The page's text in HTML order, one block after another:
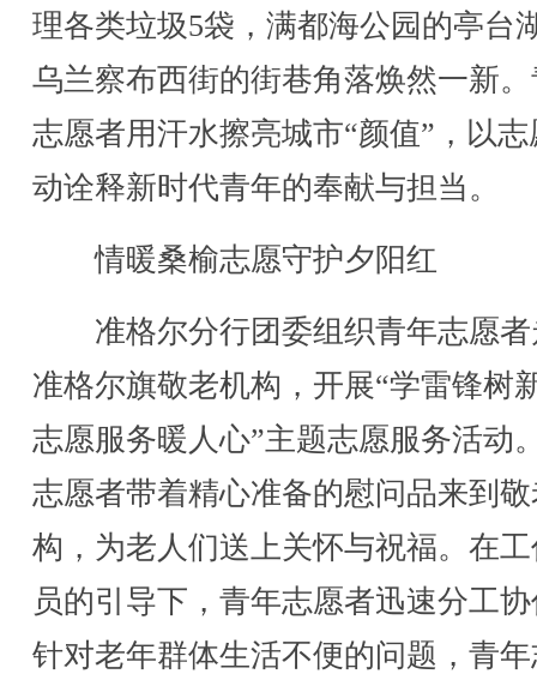
理各类垃圾5袋，满都海公园的亭台
乌兰察布西街的街巷角落焕然一新
志愿者用汗水擦亮城市“颜值”，以志
动诠释新时代青年的奉献与担当。
情暖桑榆志愿守护夕阳红
准格尔分行团委组织青年志愿者
准格尔旗敬老机构，开展“学雷锋树
志愿服务暖人心”主题志愿服务活动
志愿者带着精心准备的慰问品来到
构，为老人们送上关怀与祝福。在
员的引导下，青年志愿者迅速分工
针对老年群体生活不便的问题，青